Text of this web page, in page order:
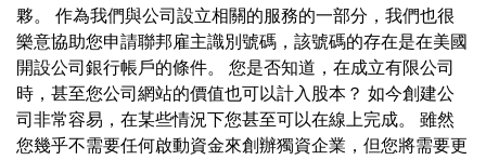
夥。 作為我們與公司設立相關的服務的一部分，我們也很
樂意協助您申請聯邦雇主識別號碼，該號碼的存在是在美國
開設公司銀行帳戶的條件。 您是否知道，在成立有限公司
時，甚至您公司網站的價值也可以計入股本？ 如今創建公
司非常容易，在某些情況下您甚至可以在線上完成。 雖然
您幾乎不需要任何啟動資金來創辦獨資企業，但您將需要更